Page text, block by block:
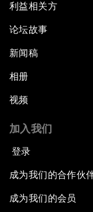
利益相关方
论坛故事
新闻稿
相册
视频
加入我们
登录
成为我们的合作伙
成为我们的会员